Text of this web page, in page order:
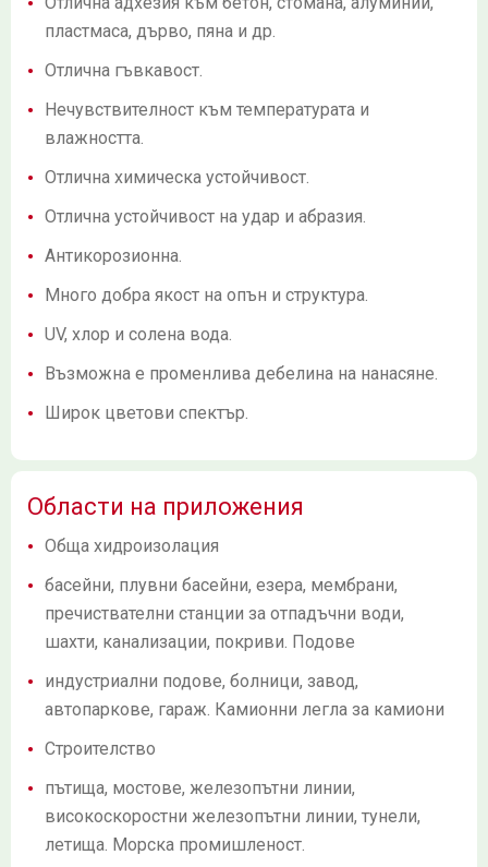
пластмаса, дърво, пяна и др.
Отлична гъвкавост.
Нечувствителност към температурата и
влажността.
Отлична химическа устойчивост.
Отлична устойчивост на удар и абразия.
Антикорозионна.
Много добра якост на опън и структура.
UV, хлор и солена вода.
Възможна е променлива дебелина на нанасяне.
Широк цветови спектър.
Области на приложения
Обща хидроизолация
басейни, плувни басейни, езера, мембрани,
пречиствателни станции за отпадъчни води,
шахти, канализации, покриви. Подове
индустриални подове, болници, завод,
автопаркове, гараж. Камионни легла за камиони
Строителство
пътища, мостове, железопътни линии,
високоскоростни железопътни линии, тунели,
летища. Морска промишленост.